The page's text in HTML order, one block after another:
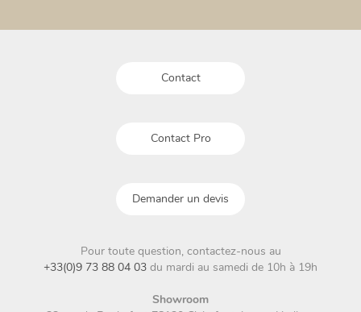
Contact
Contact Pro
Demander un devis
Pour toute question, contactez-nous au
+33(0)9 73 88 04 03 du mardi au samedi de 10h à 19h
Showroom